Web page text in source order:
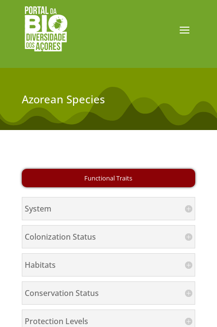
Azorean Species
System
Colonization Status
Habitats
Conservation Status
Protection Levels